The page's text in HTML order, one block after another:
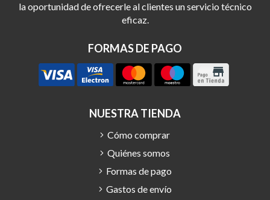
la oportunidad de ofrecerle al clientes un servicio técnico
eficaz.
FORMAS DE PAGO
NUESTRA TIENDA
Cómo comprar
Quiénes somos
Formas de pago
Gastos de envío